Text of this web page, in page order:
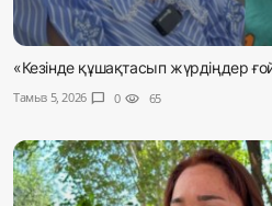
«Кезінде құшақтасып жүрдіңдер
Тамыз 5, 2026 chat_bubble 0 visibility 65